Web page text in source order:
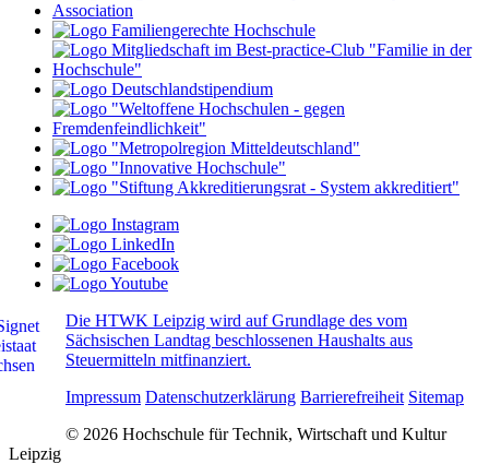
Die HTWK Leipzig wird auf Grundlage des vom
Sächsischen Landtag beschlossenen Haushalts aus
Steuermitteln mitfinanziert.
Impressum Datenschutzerklärung Barrierefreiheit Sitemap
© 2026 Hochschule für Technik, Wirtschaft und Kultur
Leipzig